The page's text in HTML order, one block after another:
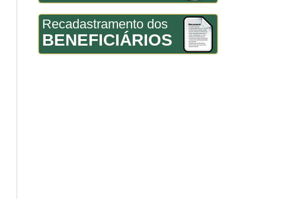
Recadastramento dos
BENEFICIÁRIOS